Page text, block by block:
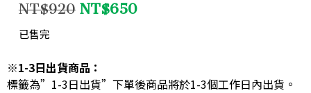
NT$920 NT$650
已售完
※1-3日出貨商品：
標籤為”1-3日出貨”下單後商品將於1-3個工作日內出貨。